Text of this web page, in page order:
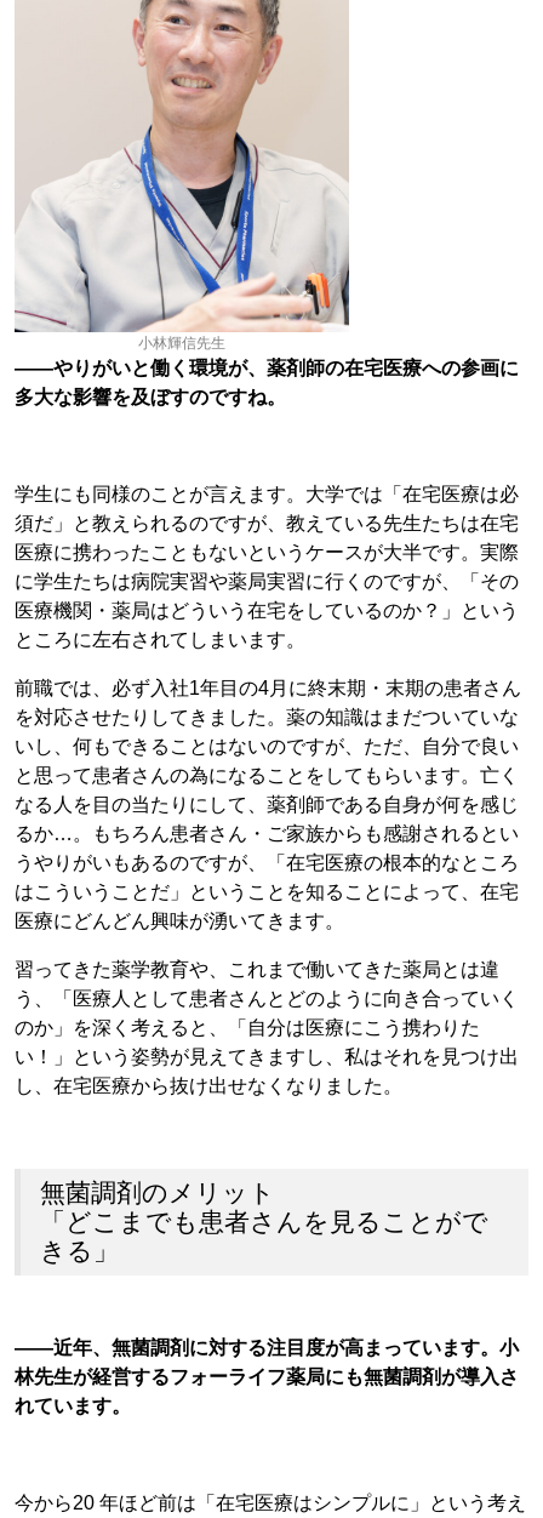
小林輝信先生
――やりがいと働く環境が、薬剤師の在宅医療への参画に
多大な影響を及ぼすのですね。
学生にも同様のことが言えます。大学では「在宅医療は必
須だ」と教えられるのですが、教えている先生たちは在宅
医療に携わったこともないというケースが大半です。実際
に学生たちは病院実習や薬局実習に行くのですが、「その
医療機関・薬局はどういう在宅をしているのか？」という
ところに左右されてしまいます。
前職では、必ず入社1年目の4月に終末期・末期の患者さん
を対応させたりしてきました。薬の知識はまだついていな
いし、何もできることはないのですが、ただ、自分で良い
と思って患者さんの為になることをしてもらいます。亡く
なる人を目の当たりにして、薬剤師である自身が何を感じ
るか…。もちろん患者さん・ご家族からも感謝されるとい
うやりがいもあるのですが、「在宅医療の根本的なところ
はこういうことだ」ということを知ることによって、在宅
医療にどんどん興味が湧いてきます。
習ってきた薬学教育や、これまで働いてきた薬局とは違
う、「医療人として患者さんとどのように向き合っていく
のか」を深く考えると、「自分は医療にこう携わりた
い！」という姿勢が見えてきますし、私はそれを見つけ出
し、在宅医療から抜け出せなくなりました。
無菌調剤のメリット
「どこまでも患者さんを見ることがで
きる」
――近年、無菌調剤に対する注目度が高まっています。小
林先生が経営するフォーライフ薬局にも無菌調剤が導入さ
れています。
今から20 年ほど前は「在宅医療はシンプルに」という考え